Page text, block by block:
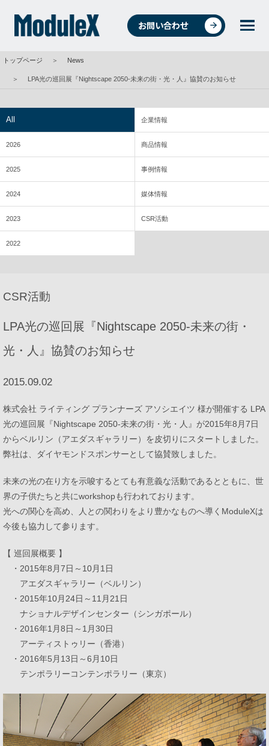
お問い合わせ
統合環境ソリューションについて
4つの事業
事例紹介
商品・データ検索
プロダクトポートフォリオ
コーポレートメッセージ
ModuleXクロニクル
会社概要
事業所所在地
ニュース
採用情報 カタログダウンロード
お問い合わせ サイトのご利用について
サイトマップ プライバシーポリシー
トップページ ＞ News
＞ LPA光の巡回展『Nightscape 2050-未来の街・光・人』協賛のお知らせ
All
2026
2025
2024
2023
2022
企業情報
商品情報
事例情報
媒体情報
CSR活動
CSR活動
LPA光の巡回展『Nightscape 2050-未来の街・
光・人』協賛のお知らせ
2015.09.02
株式会社 ライティング プランナーズ アソシエイツ 様が開催する LPA
光の巡回展『Nightscape 2050-未来の街・光・人』が2015年8月7日
からベルリン（アエダスギャラリー）を皮切りにスタートしました。
弊社は、ダイヤモンドスポンサーとして協賛致しました。
未来の光の在り方を示唆するとても有意義な活動であるとともに、世
界の子供たちと共にworkshopも行われております。
光への関心を高め、人との関わりをより豊かなものへ導くModuleXは
今後も協力して参ります。
【 巡回展概要 】
・2015年8月7日～10月1日
アエダスギャラリー（ベルリン）
・2015年10月24日～11月21日
ナショナルデザインセンター（シンガポール）
・2016年1月8日～1月30日
アーティストゥリー（香港）
・2016年5月13日～6月10日
テンポラリーコンテンポラリー（東京）